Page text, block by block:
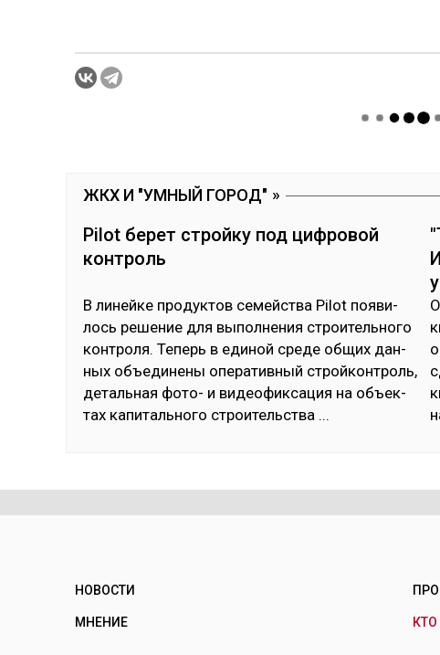
ЖКХ И "УМНЫЙ ГОРОД"
Pilot берет стройку под цифровой
контроль
В ли­ней­ке про­дук­тов се­мей­ства Pilot поя­ви­
лось ре­шение для вы­пол­не­ния строи­тель­но­го
кон­тро­ля. Те­перь в еди­ной сре­де об­щих дан­
ных объ­еди­нены опе­ратив­ный строй­кон­троль,
де­таль­ная фо­то- и ви­део­фик­са­ция на объ­ек­
тах ка­питаль­но­го строи­тель­ства ...
НОВОСТИ
МНЕНИЕ КТО